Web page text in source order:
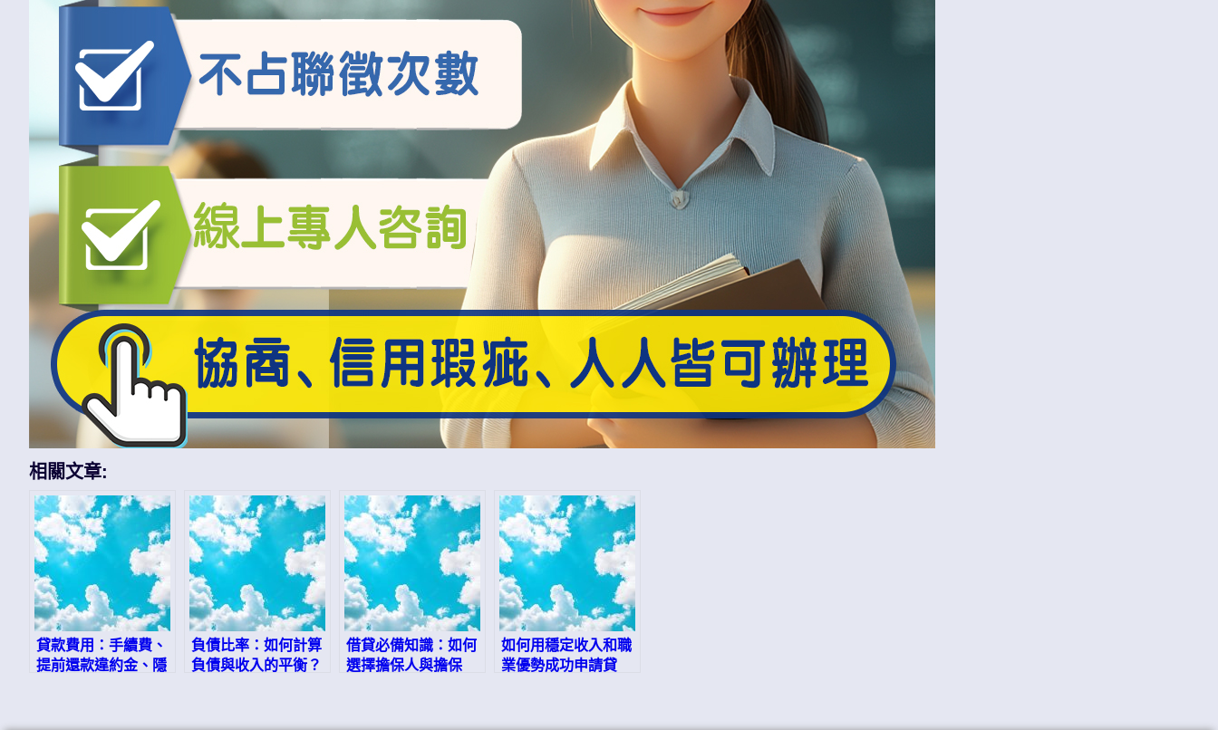
相關文章:
貸款費用：手續費、
提前還款違約金、隱
負債比率：如何計算
負債與收入的平衡？
借貸必備知識：如何
選擇擔保人與擔保
如何用穩定收入和職
業優勢成功申請貸